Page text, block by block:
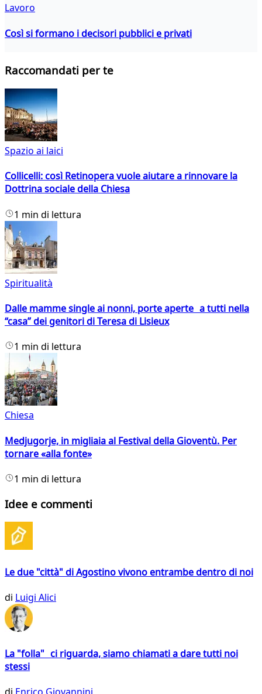
Lavoro
Così si formano i decisori pubblici e privati
Raccomandati per te
Spazio ai laici
Collicelli: così Retinopera vuole aiutare a rinnovare la
Dottrina sociale della Chiesa
1 min di lettura
Spiritualità
Dalle mamme single ai nonni, porte aperte a tutti nella
“casa” dei genitori di Teresa di Lisieux
1 min di lettura
Chiesa
Medjugorje, in migliaia al Festival della Gioventù. Per
tornare «alla fonte»
1 min di lettura
Idee e commenti
Le due "città" di Agostino vivono entrambe dentro di noi
di Luigi Alici
La "folla" ci riguarda, siamo chiamati a dare tutti noi
stessi